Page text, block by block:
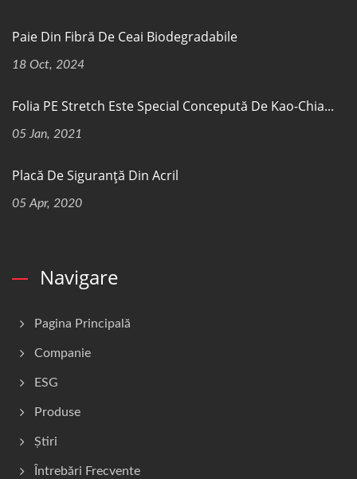
Paie Din Fibră De Ceai Biodegradabile
18 Oct, 2024
Folia PE Stretch Este Special Concepută De Kao-Chia...
05 Jan, 2021
Placă De Siguranță Din Acril
05 Apr, 2020
Navigare
Pagina Principală
Companie
ESG
Produse
Știri
Întrebări Frecvente